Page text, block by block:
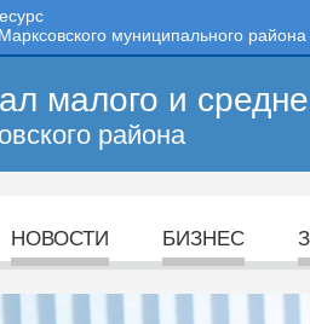
муниципального района
малого и
района
НОВОСТИ БИЗНЕС